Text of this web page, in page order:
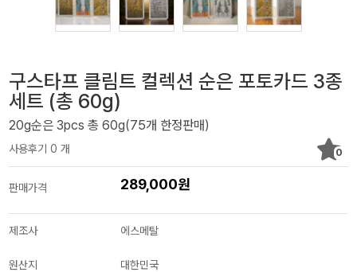
구스타프 클림트 컬렉션 순은 포토카드 3종
세트 (총 60g)
20g순은 3pcs 총 60g(75개 한정판매)
사용후기 0 개 0
판매가격 289,000원
제조사 에스메탈
원산지 대한민국